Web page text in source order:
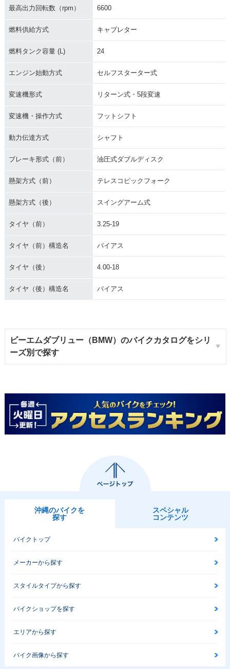
最高出力回転数（rpm） 6600
燃料供給方式 キャブレター
燃料タンク容量 (L) 24
エンジン始動方式 セルフスターター式
変速機形式 リターン式・5段変速
変速機・操作方式 フットシフト
動力伝達方式 シャフト
ブレーキ形式（前） 油圧式ダブルディスク
懸架方式（前） テレスコピックフォーク
懸架方式（後） スイングアーム式
タイヤ（前） 3.25-19
タイヤ（前）構造名 バイアス
タイヤ（後） 4.00-18
タイヤ（後）構造名 バイアス
ビーエムダブリュー（BMW）のバイクカタログをシリ
ーズ別で探す
沖縄のバイクを
探す
スペシャル
コンテンツ
バイクトップ
メーカーから探す
スタイルタイプから探す
バイクショップを探す
エリアから探す
バイク画像から探す